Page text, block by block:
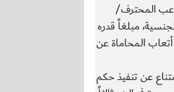
المحترف/
مبلغاً قدره
أتعاب المحاماة عن
عن تنفيذ حكم